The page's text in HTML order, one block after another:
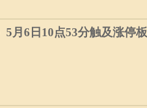
5月6日10点53分触及涨停板